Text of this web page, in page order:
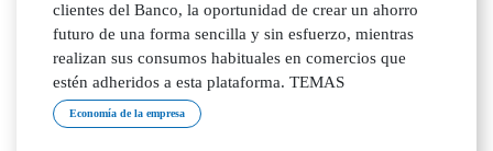
clientes del Banco, la oportunidad de crear un ahorro
futuro de una forma sencilla y sin esfuerzo, mientras
realizan sus consumos habituales en comercios que
estén adheridos a esta plataforma. TEMAS
Economía de la empresa